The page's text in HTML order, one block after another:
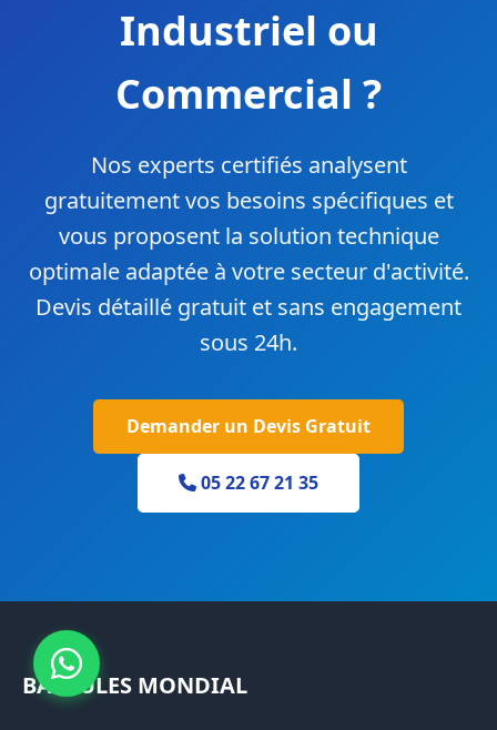
Industriel ou
Commercial ?
Nos experts certifiés analysent
gratuitement vos besoins spécifiques et
vous proposent la solution technique
optimale adaptée à votre secteur d'activité.
Devis détaillé gratuit et sans engagement
sous 24h.
Demander un Devis Gratuit
05 22 67 21 35
BASCULES MONDIAL